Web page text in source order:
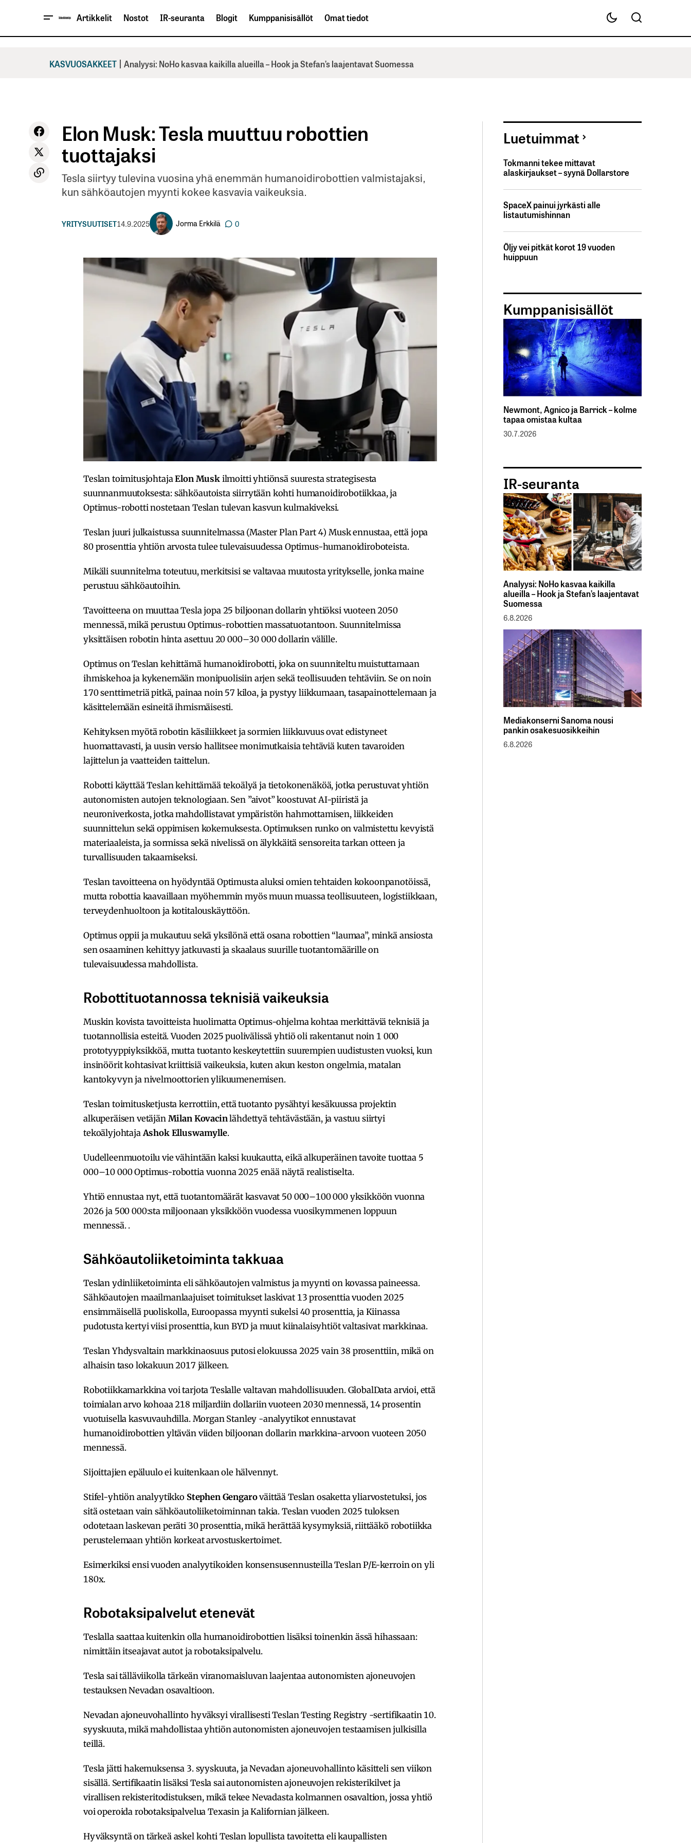
Artikkelit Nostot IR-seuranta Blogit Kumppanisisällöt Omat tiedot
KASVUOSAKKEET | Analyysi: NoHo kasvaa kaikilla alueilla – Hook ja Stefan’s laajentavat Suomessa
Elon Musk: Tesla muuttuu robottien
tuottajaksi
Tesla siirtyy tulevina vuosina yhä enemmän humanoidirobottien valmistajaksi,
kun sähköautojen myynti kokee kasvavia vaikeuksia.
YRITYSUUTISET14.9.2025 Jorma Erkkilä 0
Teslan toimitusjohtajaElon Muskilmoitti yhtiönsä suuresta strategisesta
suunnanmuutoksesta: sähköautoista siirrytään kohti humanoidirobotiikkaa, ja
Optimus-robotti nostetaan Teslan tulevan kasvun kulmakiveksi.
Teslan juuri julkaistussa suunnitelmassa (Master Plan Part 4) Musk ennustaa, että jopa
80 prosenttia yhtiön arvosta tulee tulevaisuudessa Optimus-humanoidiroboteista.
Mikäli suunnitelma toteutuu, merkitsisi se valtavaa muutosta yritykselle, jonka maine
perustuu sähköautoihin.
Tavoitteena on muuttaa Tesla jopa 25 biljoonan dollarin yhtiöksi vuoteen 2050
mennessä, mikä perustuu Optimus-robottien massatuotantoon. Suunnitelmissa
yksittäisen robotin hinta asettuu 20 000–30 000 dollarin välille.
Optimus on Teslan kehittämä humanoidirobotti, joka on suunniteltu muistuttamaan
ihmiskehoa ja kykenemään monipuolisiin arjen sekä teollisuuden tehtäviin. Se on noin
170 senttimetriä pitkä, painaa noin 57 kiloa, ja pystyy liikkumaan, tasapainottelemaan ja
käsittelemään esineitä ihmismäisesti.
Kehityksen myötä robotin käsiliikkeet ja sormien liikkuvuus ovat edistyneet
huomattavasti, ja uusin versio hallitsee monimutkaisia tehtäviä kuten tavaroiden
lajittelun ja vaatteiden taittelun.
Robotti käyttää Teslan kehittämää tekoälyä ja tietokonenäköä, jotka perustuvat yhtiön
autonomisten autojen teknologiaan. Sen ”aivot” koostuvat AI-piiristä ja
neuroniverkosta, jotka mahdollistavat ympäristön hahmottamisen, liikkeiden
suunnittelun sekä oppimisen kokemuksesta. Optimuksen runko on valmistettu kevyistä
materiaaleista, ja sormissa sekä nivelissä on älykkäitä sensoreita tarkan otteen ja
turvallisuuden takaamiseksi.
Teslan tavoitteena on hyödyntää Optimusta aluksi omien tehtaiden kokoonpanotöissä,
mutta robottia kaavaillaan myöhemmin myös muun muassa teollisuuteen, logistiikkaan,
terveydenhuoltoon ja kotitalouskäyttöön.
Optimus oppii ja mukautuu sekä yksilönä että osana robottien “laumaa”, minkä ansiosta
sen osaaminen kehittyy jatkuvasti ja skaalaus suurille tuotantomäärille on
tulevaisuudessa mahdollista.
Robottituotannossa teknisiä vaikeuksia
Muskin kovista tavoitteista huolimatta Optimus-ohjelma kohtaa merkittäviä teknisiä ja
tuotannollisia esteitä. Vuoden 2025 puolivälissä yhtiö oli rakentanut noin 1 000
prototyyppiyksikköä, mutta tuotanto keskeytettiin suurempien uudistusten vuoksi, kun
insinöörit kohtasivat kriittisiä vaikeuksia, kuten akun keston ongelmia, matalan
kantokyvyn ja nivelmoottorien ylikuumenemisen.
Teslan toimitusketjusta kerrottiin, että tuotanto pysähtyi kesäkuussa projektin
alkuperäisen vetäjän Milan Kovacin lähdettyä tehtävästään, ja vastuu siirtyi
tekoälyjohtaja Ashok Elluswamylle.
Uudelleenmuotoilu vie vähintään kaksi kuukautta, eikä alkuperäinen tavoite tuottaa 5
000–10 000 Optimus-robottia vuonna 2025 enää näytä realistiselta.
Yhtiö ennustaa nyt, että tuotantomäärät kasvavat 50 000–100 000 yksikköön vuonna
2026 ja 500 000:sta miljoonaan yksikköön vuodessa vuosikymmenen loppuun
mennessä. .
Sähköautoliiketoiminta takkuaa
Teslan ydinliiketoiminta eli sähköautojen valmistus ja myynti on kovassa paineessa.
Sähköautojen maailmanlaajuiset toimitukset laskivat 13 prosenttia vuoden 2025
ensimmäisellä puoliskolla, Euroopassa myynti sukelsi 40 prosenttia, ja Kiinassa
pudotusta kertyi viisi prosenttia, kun BYD ja muut kiinalaisyhtiöt valtasivat markkinaa.
Teslan Yhdysvaltain markkinaosuus putosi elokuussa 2025 vain 38 prosenttiin, mikä on
alhaisin taso lokakuun 2017 jälkeen.
Robotiikkamarkkina voi tarjota Teslalle valtavan mahdollisuuden. GlobalData arvioi, että
toimialan arvo kohoaa 218 miljardiin dollariin vuoteen 2030 mennessä, 14 prosentin
vuotuisella kasvuvauhdilla. Morgan Stanley -analyytikot ennustavat
humanoidirobottien yltävän viiden biljoonan dollarin markkina-arvoon vuoteen 2050
mennessä.
Sijoittajien epäluulo ei kuitenkaan ole hälvennyt.
Stifel-yhtiön analyytikko Stephen Gengaroväittää Teslan osaketta yliarvostetuksi, jos
sitä ostetaan vain sähköautoliiketoiminnan takia. Teslan vuoden 2025 tuloksen
odotetaan laskevan peräti 30 prosenttia, mikä herättää kysymyksiä, riittääkö robotiikka
perustelemaan yhtiön korkeat arvostuskertoimet.
Esimerkiksi ensi vuoden analyytikoiden konsensusennusteilla Teslan P/E-kerroin on yli
180x.
Robotaksipalvelut etenevät
Teslalla saattaa kuitenkin olla humanoidirobottien lisäksi toinenkin ässä hihassaan:
nimittäin itseajavat autot ja robotaksipalvelu.
Tesla sai tälläviikolla tärkeän viranomaisluvan laajentaa autonomisten ajoneuvojen
testauksen Nevadan osavaltioon.
Nevadan ajoneuvohallinto hyväksyi virallisesti Teslan Testing Registry -sertifikaatin 10.
syyskuuta, mikä mahdollistaa yhtiön autonomisten ajoneuvojen testaamisen julkisilla
teillä.
Tesla jätti hakemuksensa 3. syyskuuta, ja Nevadan ajoneuvohallinto käsitteli sen viikon
sisällä. Sertifikaatin lisäksi Tesla sai autonomisten ajoneuvojen rekisterikilvet ja
virallisen rekisteritodistuksen, mikä tekee Nevadasta kolmannen osavaltion, jossa yhtiö
voi operoida robotaksipalvelua Texasin ja Kalifornian jälkeen.
Hyväksyntä on tärkeä askel kohti Teslan lopullista tavoitetta eli kaupallisten
Luetuimmat
Tokmanni tekee mittavat
alaskirjaukset – syynä Dollarstore
SpaceX painui jyrkästi alle
listautumishinnan
Öljy vei pitkät korot 19 vuoden
huippuun
Kumppanisisällöt
Newmont, Agnico ja Barrick – kolme
tapaa omistaa kultaa
30.7.2026
IR-seuranta
Analyysi: NoHo kasvaa kaikilla
alueilla – Hook ja Stefan’s laajentavat
Suomessa
6.8.2026
Mediakonserni Sanoma nousi
pankin osakesuosikkeihin
6.8.2026